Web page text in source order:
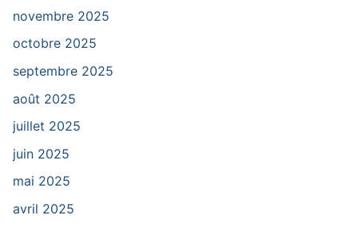
novembre 2025
octobre 2025
septembre 2025
août 2025
juillet 2025
juin 2025
mai 2025
avril 2025